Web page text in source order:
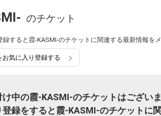
のチケット
録すると霞-KASMI-のチケットに関連する最新情報を
お気に入り登録する
中の霞-KASMI-のチケットはございま
録をすると霞-KASMI-のチケットに